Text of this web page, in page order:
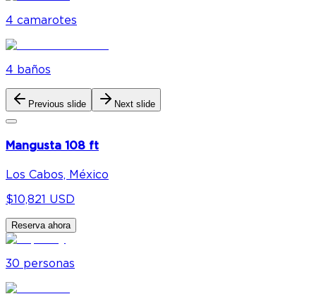
4 camarotes
4 baños
Previous slide Next slide
Mangusta 108 ft
Los Cabos, México
$10,821 USD
Reserva ahora
30 personas